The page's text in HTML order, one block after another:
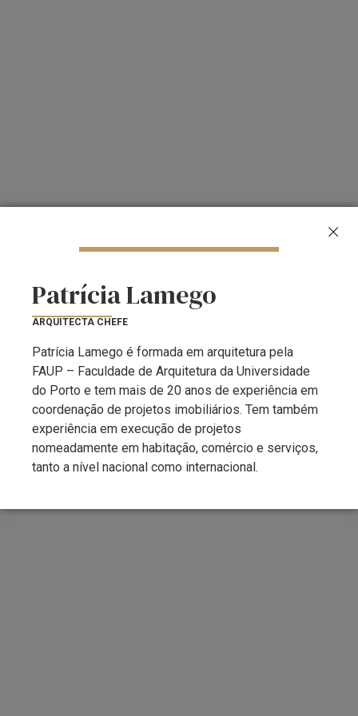
Patrícia Lamego
ARQUITECTA CHEFE
Patrícia Lamego é formada em arquitetura pela
FAUP – Faculdade de Arquitetura da Universidade
do Porto e tem mais de 20 anos de experiência em
coordenação de projetos imobiliários. Tem também
experiência em execução de projetos
nomeadamente em habitação, comércio e serviços,
tanto a nível nacional como internacional.